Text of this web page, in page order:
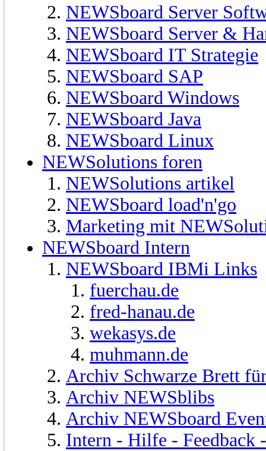
NEWSboard Server
NEWSboard Server &
NEWSboard IT Strategie
NEWSboard SAP
NEWSboard Windows
NEWSboard Java
NEWSboard Linux
NEWSolutions foren
NEWSolutions artikel
NEWSboard load'n'go
Marketing mit
NEWSboard Intern
NEWSboard IBMi Links
fuerchau.de
fred-hanau.de
wekasys.de
muhmann.de
Archiv Schwarze Brett
Archiv NEWSblibs
Archiv NEWSboard
Intern - Hilfe - Feedback